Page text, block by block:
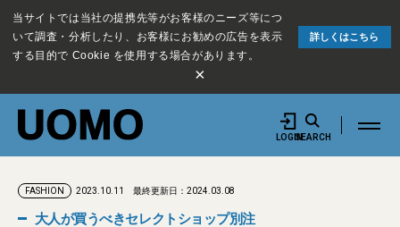
当サイトでは当社の提携先等がお客様のニーズ等につ
いて調査・分析したり、お客様にお勧めの広告を表示
する目的で Cookie を使用する場合があります。
詳しくはこちら
×
LOGINSEARCH
FASHION 2023.10.11 最終更新日：2024.03.08
大人が買うべきセレクトショップ別注